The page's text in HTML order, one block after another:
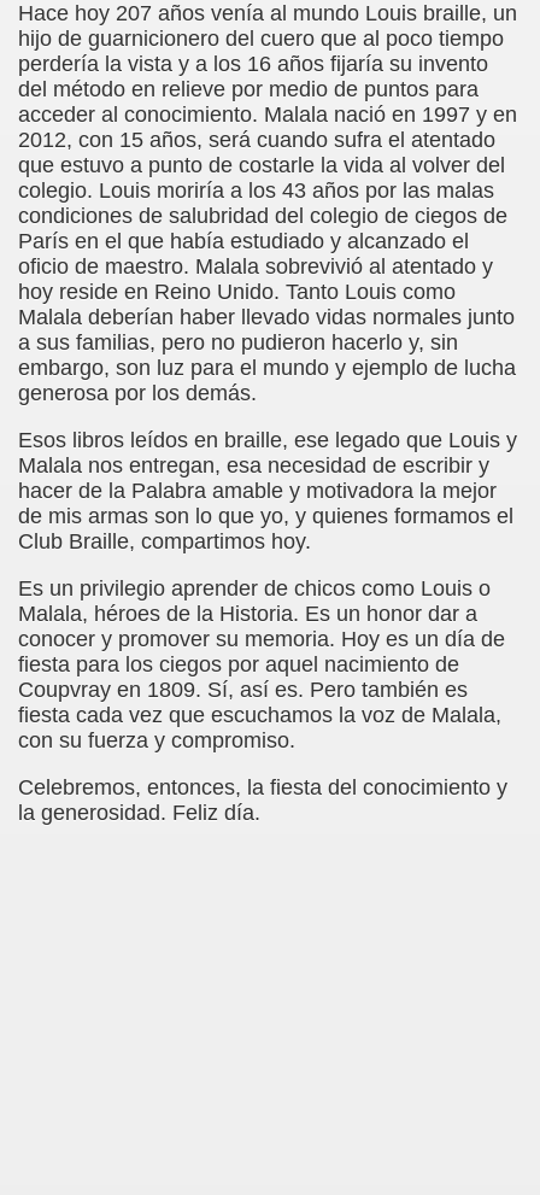
Hace hoy 207 años venía al mundo Louis braille, un
hijo de guarnicionero del cuero que al poco tiempo
perdería la vista y a los 16 años fijaría su invento
del método en relieve por medio de puntos para
acceder al conocimiento. Malala nació en 1997 y en
2012, con 15 años, será cuando sufra el atentado
que estuvo a punto de costarle la vida al volver del
colegio. Louis moriría a los 43 años por las malas
condiciones de salubridad del colegio de ciegos de
París en el que había estudiado y alcanzado el
oficio de maestro. Malala sobrevivió al atentado y
hoy reside en Reino Unido. Tanto Louis como
Malala deberían haber llevado vidas normales junto
a sus familias, pero no pudieron hacerlo y, sin
embargo, son luz para el mundo y ejemplo de lucha
generosa por los demás.
Esos libros leídos en braille, ese legado que Louis y
Malala nos entregan, esa necesidad de escribir y
hacer de la Palabra amable y motivadora la mejor
de mis armas son lo que yo, y quienes formamos el
Club Braille, compartimos hoy.
Es un privilegio aprender de chicos como Louis o
Malala, héroes de la Historia. Es un honor dar a
conocer y promover su memoria. Hoy es un día de
fiesta para los ciegos por aquel nacimiento de
Coupvray en 1809. Sí, así es. Pero también es
fiesta cada vez que escuchamos la voz de Malala,
con su fuerza y compromiso.
Celebremos, entonces, la fiesta del conocimiento y
la generosidad. Feliz día.
las Oposiciones (Elena Rodrigo)
(Luis Eduardo Martínez)
de la Educación Especial de la Mano de
Mi Vida (Teresa Bornez Abascal)
Pérez)
Ayudar a Personas con Discapacidad Visual
(Pedro Zurita)
sánchez Herrero)
Cuetos Suárez)
Otero)
(Lídia León Esteban Y Víctor Martínez Maheux)
30-11-11 (Pedro Zurita)
Horizontes, Enrique Elissalde y Carmen Roig)